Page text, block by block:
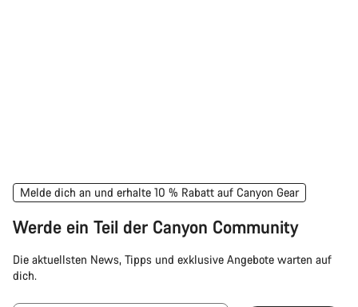
Melde dich an und erhalte 10 % Rabatt auf Canyon Gear
Werde ein Teil der Canyon Community
Die aktuellsten News, Tipps und exklusive Angebote warten auf
dich.